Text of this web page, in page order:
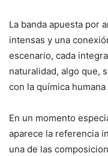
La banda apuesta por
intensas y una
escenario, cada
naturalidad, algo que,
con la química
En un momento
aparece la referencia
una de las